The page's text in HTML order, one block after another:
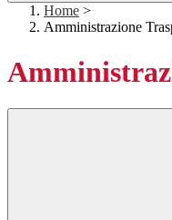
Home >
Amministrazione